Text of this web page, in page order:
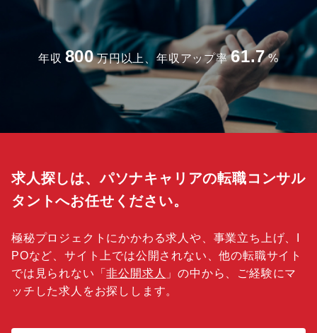
年収 800 万円以上、年収アップ率 61.7 %
求人探しは、パソナキャリアの転職コンサル
タントへお任せください。
極秘プロジェクトにかかわる求人や、事業立ち上げ、I
POなど、サイト上では公開されない、他の転職サイト
では見られない「非公開求人 」の中から、ご経験にマ
ッチした求人をお探しします。